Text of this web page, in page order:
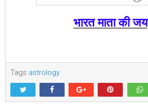
भारत माता की जय
Tags astrology